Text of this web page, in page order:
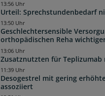
Urteil: Sprechstundenbedarf
13:56 Uhr
Geschlechtersensible
orthopädischen Reha
13:50 Uhr
Zusatznutzten für
13:06 Uhr
Desogestrel mit gering
assoziiert
11:39 Uhr